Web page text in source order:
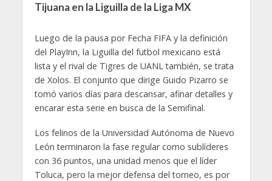
Tijuana en la Liguilla de la Liga MX
Luego de la pausa por Fecha FIFA y la definición
del PlayInn, la Liguilla del futbol mexicano está
lista y el rival de Tigres de UANL también, se trata
de Xolos. El conjunto que dirige Guido Pizarro se
tomó varios días para descansar, afinar detalles y
encarar esta serie en busca de la Semifinal.
Los felinos de la Universidad Autónoma de Nuevo
León terminaron la fase regular como sublíderes
con 36 puntos, una unidad menos que el líder
Toluca, pero la mejor defensa del torneo, es por